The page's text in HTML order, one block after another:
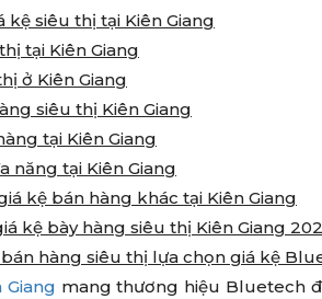
kệ siêu thị tại Kiên Giang
tại Kiên Giang
ở Kiên Giang
siêu thị Kiên Giang
tại Kiên Giang
năng tại Kiên Giang
kệ bán hàng khác tại Kiên Giang
kệ bày hàng siêu thị Kiên Giang
hàng siêu thị lựa chọn giá kệ
Giang mang thương hiệu Bluetech